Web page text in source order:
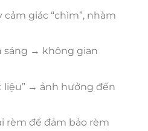
giác “chìm”, nhàm
sáng → không gian
liệu” → ảnh hưởng đến
rèm để đảm bảo rèm